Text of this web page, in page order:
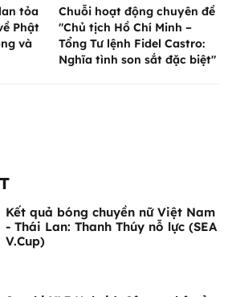
tỏa
Phật
và
Chuỗi hoạt động chuyên đề
"Chủ tịch Hồ Chí Minh –
Tổng Tư lệnh Fidel Castro:
Nghĩa tình son sắt đặc biệt"
Kết quả bóng chuyền nữ Việt Nam
- Thái Lan: Thanh Thúy nỗ lực (SEA
V.Cup)